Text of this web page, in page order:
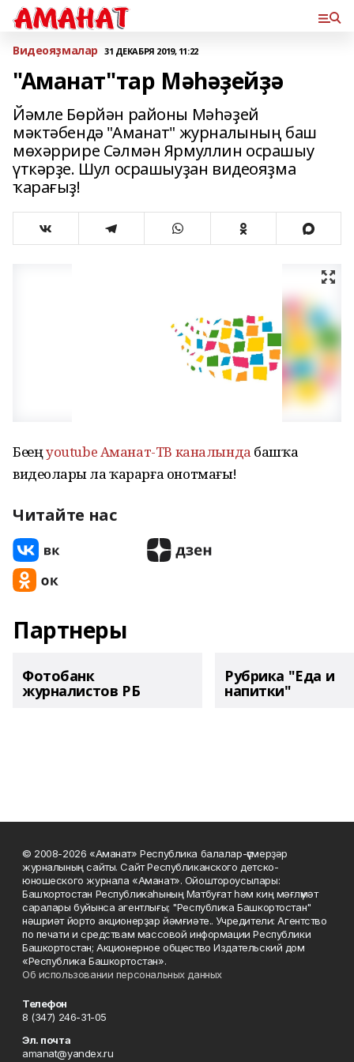
Bидеояҙмалар 31 ДЕКАБРЯ 2019, 11:22
"Аманат"тар Мәһәҙейҙә
Йәмле Бөрйән районы Мәһәҙей
мәктәбендә "Аманат" журналының баш
мөхәррире Сәлмән Ярмуллин осрашыу
үткәрҙе. Шул осрашыуҙан видеояҙма
ҡарағыҙ!
Беҙҙеңyoutube Аманат-ТВ каналында башҡа
видеоларҙы ла ҡарарға онотмағыҙ!
Читайте нас
Партнеры
Фотобанк
журналистов РБ
Рубрика "Еда и
напитки"
© 2008-2026 «Аманат» Республика балалар-үҫмерҙәр
журналының сайты. Сайт Республиканского детско-
юношеского журнала «Аманат». Ойоштороусылары:
Башҡортостан Республикаһының Матбуғат һәм киң мәғлүмәт
саралары буйынса агентлығы; "Республика Башкортостан"
нәшриәт йорто акционерҙар йәмғиәте.. Учредители: Агентство
по печати и средствам массовой информации Республики
Башкортостан; Акционерное общество Издательский дом
«Республика Башкортостан».
Об использовании персональных данных
Телефон
8 (347) 246-31-05
Эл. почта
amanat@yandex.ru